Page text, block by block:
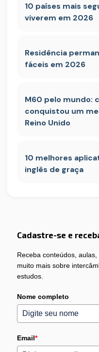
10 países mais
viverem em 2026
Residência
fáceis em 2026
M60 pelo mundo:
conquistou um
Reino Unido
10 melhores
inglês de graça
Cadastre-se e
Receba conteúdos,
muito mais sobre
estudos.
Nome completo
Email*